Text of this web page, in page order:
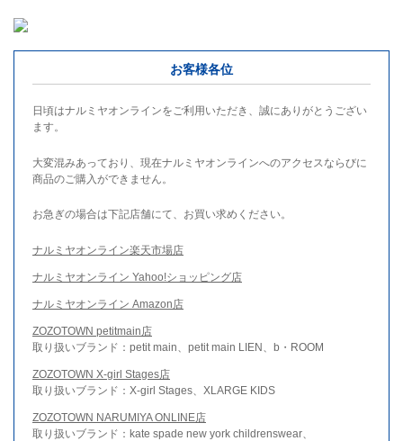
お客様各位
日頃はナルミヤオンラインをご利用いただき、誠にありがとうござい
ます。
大変混みあっており、現在ナルミヤオンラインへのアクセスならびに
商品のご購入ができません。
お急ぎの場合は下記店舗にて、お買い求めください。
ナルミヤオンライン楽天市場店
ナルミヤオンライン Yahoo!ショッピング店
ナルミヤオンライン Amazon店
ZOZOTOWN petitmain店
取り扱いブランド：petit main、petit main LIEN、b・ROOM
ZOZOTOWN X-girl Stages店
取り扱いブランド：X-girl Stages、XLARGE KIDS
ZOZOTOWN NARUMIYA ONLINE店
取り扱いブランド：kate spade new york childrenswear、